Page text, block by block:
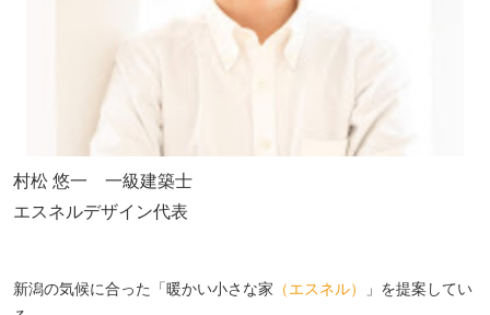
村松 悠一 一級建築士
エスネルデザイン代表
新潟の気候に合った「暖かい小さな家 （エスネル）
」を提案してい